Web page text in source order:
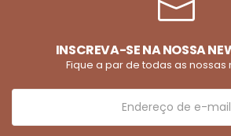
INSCREVA-SE NA NOSSA
Fique a par de todas as nossas